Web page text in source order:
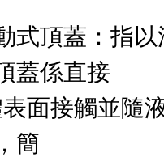
式頂蓋：指
蓋係直接
面接觸並隨
簡